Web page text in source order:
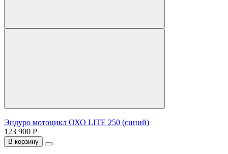
Эндуро мотоцикл ОХО LITE 250 (синий)
123 900 Р
В корзину